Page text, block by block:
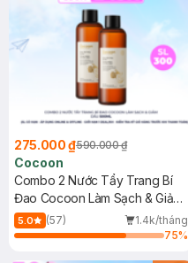
275.000 ₫590.000 ₫
Cocoon
Combo 2 Nước Tẩy Trang Bí
Đao Cocoon Làm Sạch & Giảm
Dầu 500ml
5.0 (57)
1.4k/tháng
75%